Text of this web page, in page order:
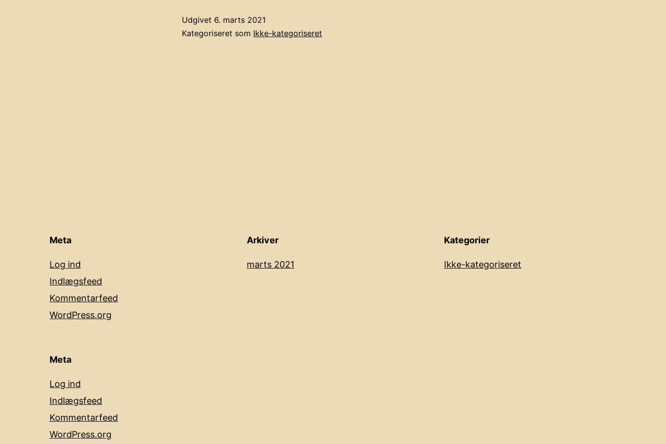
Udgivet 6. marts 2021
Kategoriseret som Ikke-kategoriseret
Meta
Log ind
Indlægsfeed
Kommentarfeed
WordPress.org
Arkiver
marts 2021
Kategorier
Ikke-kategoriseret
Meta
Log ind
Indlægsfeed
Kommentarfeed
WordPress.org